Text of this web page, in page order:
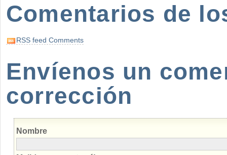
Comentarios de
RSS feed Comments
Envíenos un
corrección
Nombre